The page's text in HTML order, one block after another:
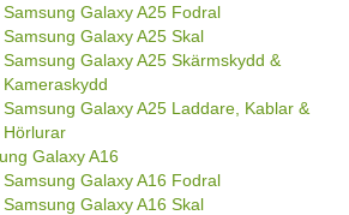
Samsung Galaxy A25 Fodral
Samsung Galaxy A25 Skal
Samsung Galaxy A25 Skärmskydd &
Kameraskydd
Samsung Galaxy A25 Laddare, Kablar &
Hörlurar
Galaxy A16
Samsung Galaxy A16 Fodral
Samsung Galaxy A16 Skal